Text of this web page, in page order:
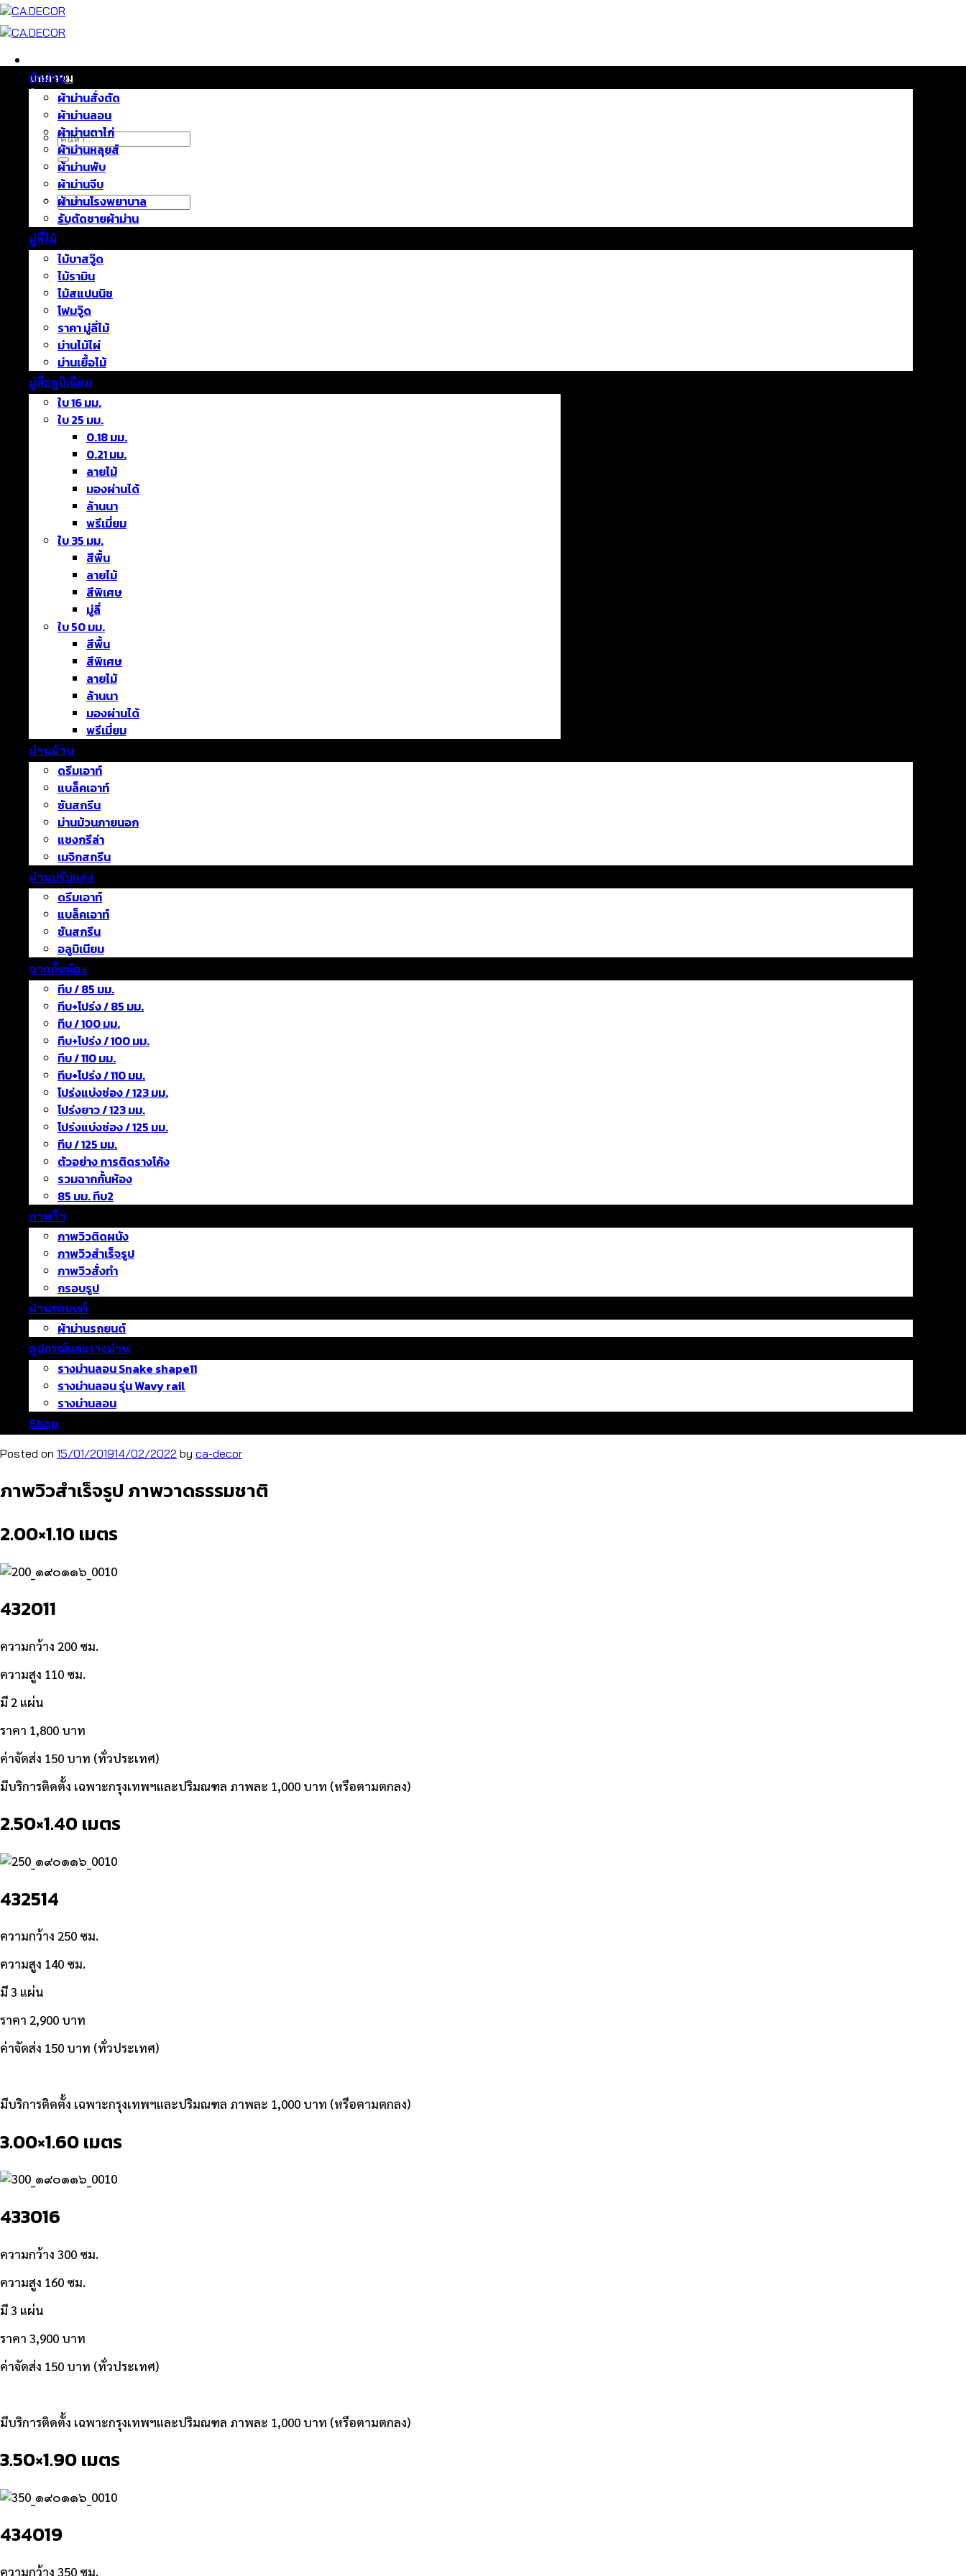
ข้าม
ยัง
บทความ
ติดต่อเรา
เกี่ยวกับเรา
ค้นหา:
ค้นหา:
ผ้าม่าน
ผ้าม่านสั่งตัด
ผ้าม่านลอน
ผ้าม่านตาไก่
ผ้าม่านหลุยส์
ผ้าม่านพับ
ผ้าม่านจีบ
ผ้าม่านโรงพยาบาล
รับตัดชายผ้าม่าน
มู่ลี่ไม้
ไม้บาสวู๊ด
ไม้รามิน
ไม้สแปนนิช
โฟมวู๊ด
ราคา มู่ลี่ไม้
ม่านไม้ไผ่
ม่านเยื้อไม้
มู่ลี่อลูมิเนียม
ใบ 16 มม.
ใบ 25 มม.
0.18 มม.
0.21 มม.
ลายไม้
มองผ่านได้
ล้านนา
พรีเมี่ยม
ใบ 35 มม.
สีพื้น
ลายไม้
สีพิเศษ
มู่ลี่
ใบ 50 มม.
สีพื้น
สีพิเศษ
ลายไม้
ล้านนา
มองผ่านได้
พรีเมี่ยม
ม่านม้วน
ดรีมเอาท์
แบล็คเอาท์
ซันสกรีน
ม่านม้วนภายนอก
แชงกรีล่า
เมจิกสกรีน
ม่านปรับแสง
ดรีมเอาท์
แบล็คเอาท์
ซันสกรีน
อลูมิเนียม
ฉากกั้นห้อง
ทึบ / 85 มม.
ทึบ+โปร่ง / 85 มม.
ทึบ / 100 มม.
ทึบ+โปร่ง / 100 มม.
ทึบ / 110 มม.
ทึบ+โปร่ง / 110 มม.
โปร่งแบ่งช่อง / 123 มม.
โปร่งยาว / 123 มม.
โปร่งแบ่งช่อง / 125 มม.
ทึบ / 125 มม.
ตัวอย่าง การติดรางโค้ง
รวมฉากกั้นห้อง
85 มม. ทึบ2
ภาพวิว
ภาพวิวติดผนัง
ภาพวิวสำเร็จรูป
ภาพวิวสั่งทำ
กรอบรูป
ม่านรถยนต์
ผ้าม่านรถยนต์
อุปกรณ์และรางม่าน
รางม่านลอน Snake shape11
รางม่านลอน รุ่น Wavy rail
รางม่านลอน
Shop
Posted on 15/01/201914/02/2022 by ca-decor
ภาพวิวสำเร็จรูป ภาพวาดธรรมชาติ
2.00×1.10 เมตร
432011
ความกว้าง 200 ซม.
ความสูง 110 ซม.
มี 2 แผ่น
ราคา 1,800 บาท
ค่าจัดส่ง 150 บาท (ทั่วประเทศ)
มีบริการติดตั้ง เฉพาะกรุงเทพฯและปริมณฑล ภาพละ 1,000 บาท (หรือตามตกลง)
2.50×1.40 เมตร
432514
ความกว้าง 250 ซม.
ความสูง 140 ซม.
มี 3 แผ่น
ราคา 2,900 บาท
ค่าจัดส่ง 150 บาท (ทั่วประเทศ)
มีบริการติดตั้ง เฉพาะกรุงเทพฯและปริมณฑล ภาพละ 1,000 บาท (หรือตามตกลง)
3.00×1.60 เมตร
433016
ความกว้าง 300 ซม.
ความสูง 160 ซม.
มี 3 แผ่น
ราคา 3,900 บาท
ค่าจัดส่ง 150 บาท (ทั่วประเทศ)
มีบริการติดตั้ง เฉพาะกรุงเทพฯและปริมณฑล ภาพละ 1,000 บาท (หรือตามตกลง)
3.50×1.90 เมตร
434019
ความกว้าง 350 ซม.